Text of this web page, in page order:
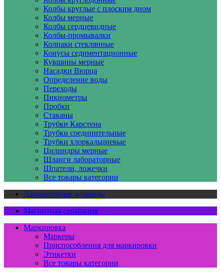
Колбы круглые с плоским дном
Колбы мерные
Колбы сердцевидные
Колбы-промывалки
Колпаки стеклянные
Конусы седиментационные
Кувшины мерные
Насадки Вюрца
Определение воды
Переходы
Пикнометры
Пробки
Стаканы
Трубки Карстена
Трубки соединительные
Трубки хлоркальциевые
Цилиндры мерные
Шланги лабораторные
Шпатели, ложечки
Все товары категории
Лабораторные журналы
Магнитная сепарация
Маркировка
Маркеры
Приспособления для маркировки
Этикетки
Все товары категории